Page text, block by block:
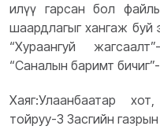
илүү гарсан бол
шаардлагыг хангаж буй
“Хураангуй
“Саналын баримт
Хаяг:Улаанбаатар
тойруу-3 Засгийн